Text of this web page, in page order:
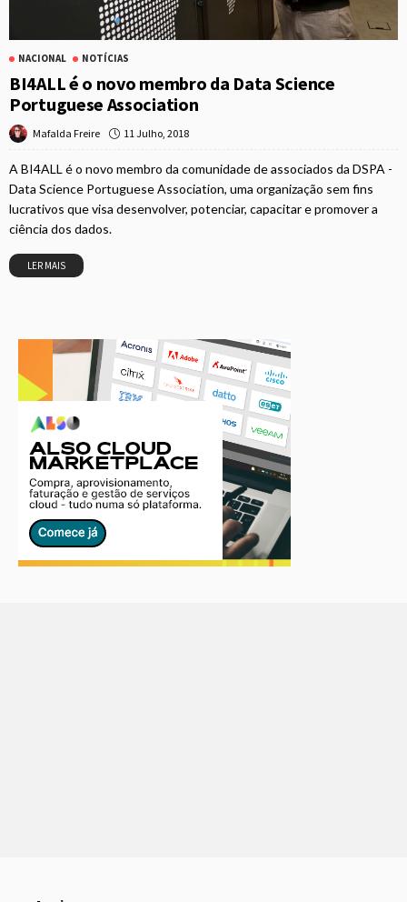
NACIONAL NOTÍCIAS
BI4ALL é o novo membro da Data Science
Portuguese Association
Mafalda Freire 11 Julho, 2018
A BI4ALL é o novo membro da comunidade de associados da DSPA -
Data Science Portuguese Association, uma organização sem fins
lucrativos que visa desenvolver, potenciar, capacitar e promover a
ciência dos dados.
LER MAIS